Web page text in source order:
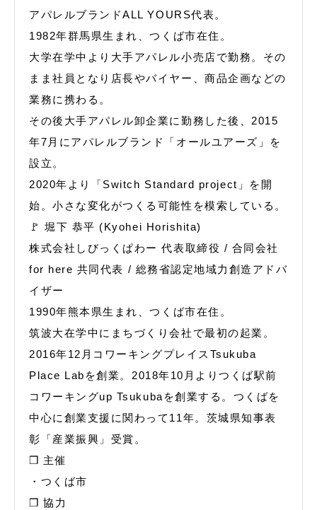
アパレルブランドALL YOURS代表。
1982年群馬県生まれ、つくば市在住。
大学在学中より大手アパレル小売店で勤務。その
まま社員となり店長やバイヤー、商品企画などの
業務に携わる。
その後大手アパレル卸企業に勤務した後、2015
年7月にアパレルブランド「オールユアーズ」を
設立。
2020年より「Switch Standard project」を開
始。小さな変化がつくる可能性を模索している。
🚩 堀下 恭平 (Kyohei Horishita)
株式会社しびっくぱわー 代表取締役 / 合同会社
for here 共同代表 / 総務省認定地域力創造アドバ
イザー
1990年熊本県生まれ、つくば市在住。
筑波大在学中にまちづくり会社で最初の起業。
2016年12月コワーキングプレイスTsukuba
Place Labを創業。2018年10月よりつくば駅前
コワーキングup Tsukubaを創業する。つくばを
中心に創業支援に関わって11年。茨城県知事表
彰「産業振興」受賞。
❒ 主催
・つくば市
❒ 協力